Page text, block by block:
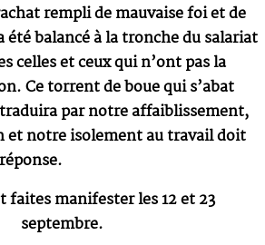
rempli de mauvaise foi et de
été balancé à la tronche du salariat
celles et ceux qui n’ont pas la
Ce torrent de boue qui s’abat
par notre affaiblissement,
et notre isolement au travail doit
faites manifester les 12 et 23
septembre.